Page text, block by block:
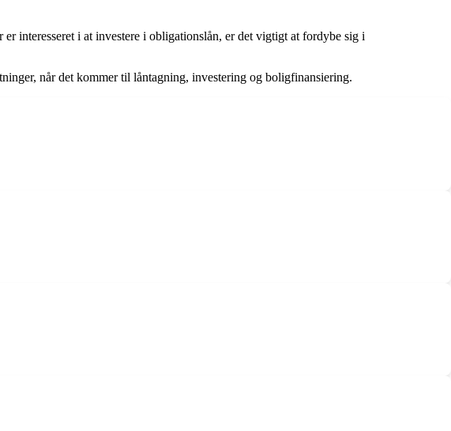
interesseret i at investere i obligationslån, er det vigtigt at fordybe sig i
når det kommer til låntagning, investering og boligfinansiering.